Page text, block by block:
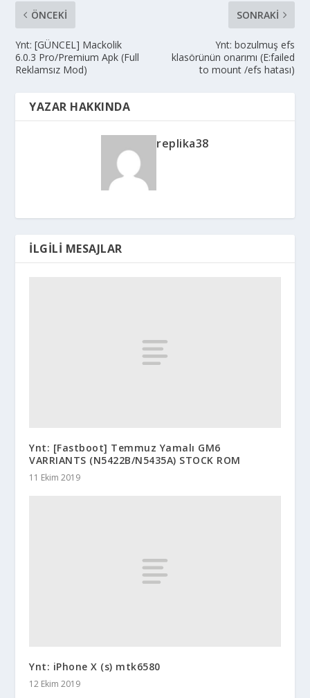
ÖNCEKI
Ynt: [GÜNCEL] Mackolik
6.0.3 Pro/Premium Apk (Full
Reklamsız Mod)
SONRAKI
Ynt: bozulmuş efs
klasörünün onarımı (E:failed
to mount /efs hatası)
YAZAR HAKKINDA
replika38
İLGILI MESAJLAR
Ynt: [Fastboot] Temmuz Yamalı GM6
VARRIANTS (N5422B/N5435A) STOCK ROM
11 Ekim 2019
Ynt: iPhone X (s) mtk6580
12 Ekim 2019